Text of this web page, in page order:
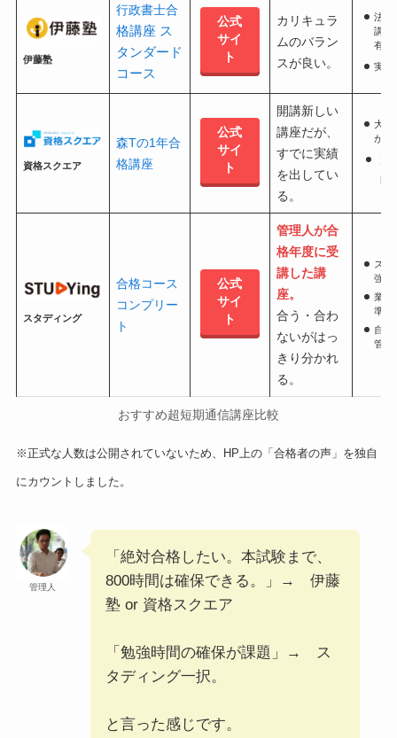
伊藤塾
行政書士合
格講座 ス
タンダード
コース
公式
サイ
ト
カリキュラ
ムのバラン
スが良い。
法律
講座
有名
実績
資格スクエア
森Tの1年合
格講座
公式
サイ
ト
開講新しい
講座だが、
すでに実績
を出してい
る。
大人
が担
良
スタディング
合格コース
コンプリー
ト
公式
サイ
ト
管理人が合
格年度に受
講した講
座。
合う・合わ
ないがはっ
きり分かれ
る。
スマ
強が
業界
準
自動
管理
おすすめ超短期通信講座比較
※正式な人数は公開されていないため、HP上の「合格者の声」を独自
にカウントしました。
管理人
「絶対合格したい。本試験まで、
800時間は確保できる。」→ 伊藤
塾 or 資格スクエア
「勉強時間の確保が課題」→ ス
タディング一択。
と言った感じです。